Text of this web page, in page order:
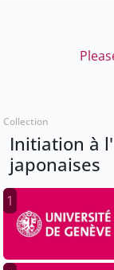
Collection
Initiation à
japonaises
1